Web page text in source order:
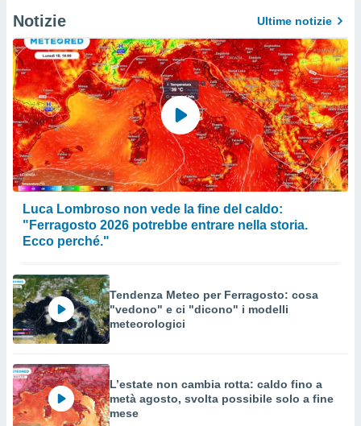
Notizie Ultime notizie
Luca Lombroso non vede la fine del caldo:
"Ferragosto 2026 potrebbe entrare nella storia.
Ecco perché."
Tendenza Meteo per Ferragosto: cosa
"vedono" e ci "dicono" i modelli
meteorologici
L’estate non cambia rotta: caldo fino a
metà agosto, svolta possibile solo a fine
mese